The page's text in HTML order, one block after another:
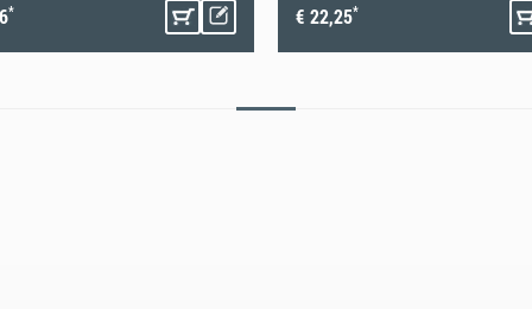
gut durchtrocknen kann, muss der
*
€ 22,25*